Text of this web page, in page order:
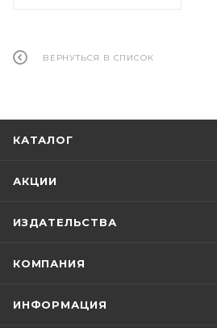
ВЕРНУТЬСЯ В СПИСОК
КАТАЛОГ
АКЦИИ
ИЗДАТЕЛЬСТВА
КОМПАНИЯ
ИНФОРМАЦИЯ